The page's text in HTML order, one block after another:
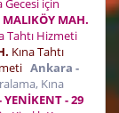
MAH.
Tahtı Hizmeti
Kına Tahtı
Ankara -
Kına
- 29